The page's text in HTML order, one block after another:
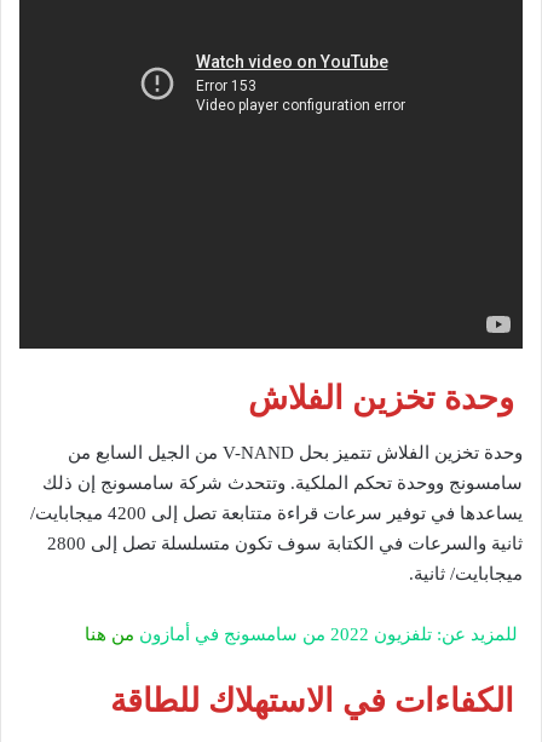
وحدة تخزين الفلاش
وحدة تخزين الفلاش تتميز بحل V-NAND من الجيل السابع من
سامسونج ووحدة تحكم الملكية. وتتحدث شركة سامسونج إن ذلك
يساعدها في توفير سرعات قراءة متتابعة تصل إلى 4200 ميجابايت/
ثانية والسرعات في الكتابة سوف تكون متسلسلة تصل إلى 2800
ميجابايت/ ثانية.
للمزيد عن: تلفزيون 2022 من سامسونج في أمازون من هنا
الكفاءات في الاستهلاك للطاقة